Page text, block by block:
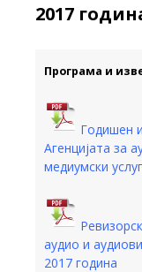
2017
Програма и
Годишен
Агенцијата за
медиумски
аудио и
2017 година